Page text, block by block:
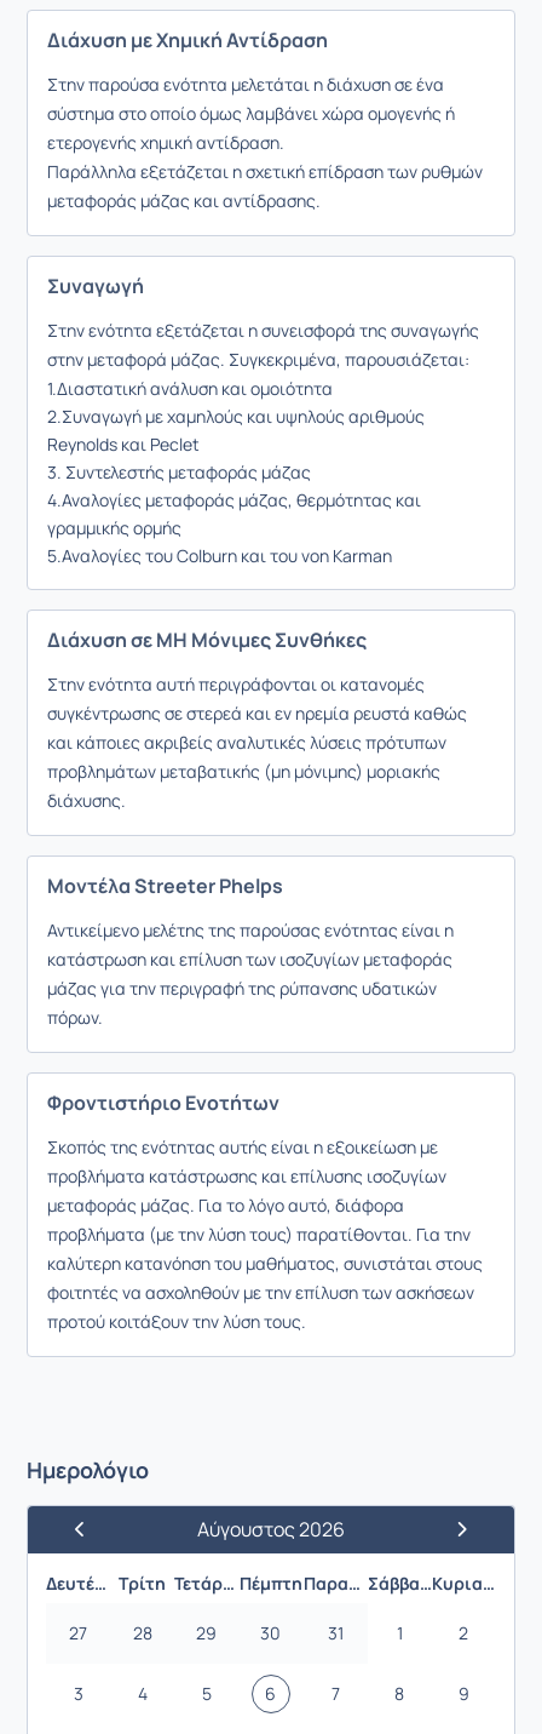
Διάχυση με Χημική Αντίδραση
Στην παρούσα ενότητα μελετάται η διάχυση σε ένα
σύστημα στο οποίο όμως λαμβάνει χώρα ομογενής ή
ετερογενής χημική αντίδραση.
Παράλληλα εξετάζεται η σχετική επίδραση των ρυθμών
μεταφοράς μάζας και αντίδρασης.
Συναγωγή
Στην ενότητα εξετάζεται η συνεισφορά της συναγωγής
στην μεταφορά μάζας. Συγκεκριμένα, παρουσιάζεται:
1.Διαστατική ανάλυση και ομοιότητα
2.Συναγωγή με χαμηλούς και υψηλούς αριθμούς
Reynolds και Peclet
3. Συντελεστής μεταφοράς μάζας
4.Αναλογίες μεταφοράς μάζας, θερμότητας και
γραμμικής ορμής
5.Αναλογίες του Colburn και του von Karman
Διάχυση σε ΜΗ Μόνιμες Συνθήκες
Στην ενότητα αυτή περιγράφονται οι κατανομές
συγκέντρωσης σε στερεά και εν ηρεμία ρευστά καθώς
και κάποιες ακριβείς αναλυτικές λύσεις πρότυπων
προβλημάτων μεταβατικής (μη μόνιμης) μοριακής
διάχυσης.
Μοντέλα Streeter Phelps
Αντικείμενο μελέτης της παρούσας ενότητας είναι η
κατάστρωση και επίλυση των ισοζυγίων μεταφοράς
μάζας για την περιγραφή της ρύπανσης υδατικών
πόρων.
Φροντιστήριο Ενοτήτων
Σκοπός της ενότητας αυτής είναι η εξοικείωση με
προβλήματα κατάστρωσης και επίλυσης ισοζυγίων
μεταφοράς μάζας. Για το λόγο αυτό, διάφορα
προβλήματα (με την λύση τους) παρατίθονται. Για την
καλύτερη κατανόηση του μαθήματος, συνιστάται στους
φοιτητές να ασχοληθούν με την επίλυση των ασκήσεων
προτού κοιτάξουν την λύση τους.
Ημερολόγιο
Προηγούμενος ΜήναςΑύγουστος 2026
Επόμενος
Δευτέρα Τρίτη Τετάρτη Πέμπτη Παρασκευή Σάββατο Κυριακή
27 28 29 30 31 1 2
3 4 5 6 7 8 9